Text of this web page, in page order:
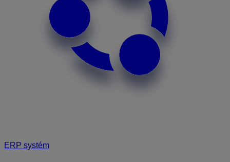
ERP systém